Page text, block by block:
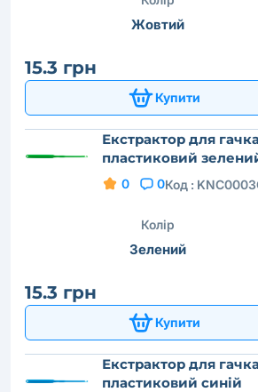
Жовтий
15.3 грн
Купити
Екстрактор для
пластиковий
0 0Код :
Колір
Зелений
15.3 грн
Купити
Екстрактор для
пластиковий синій